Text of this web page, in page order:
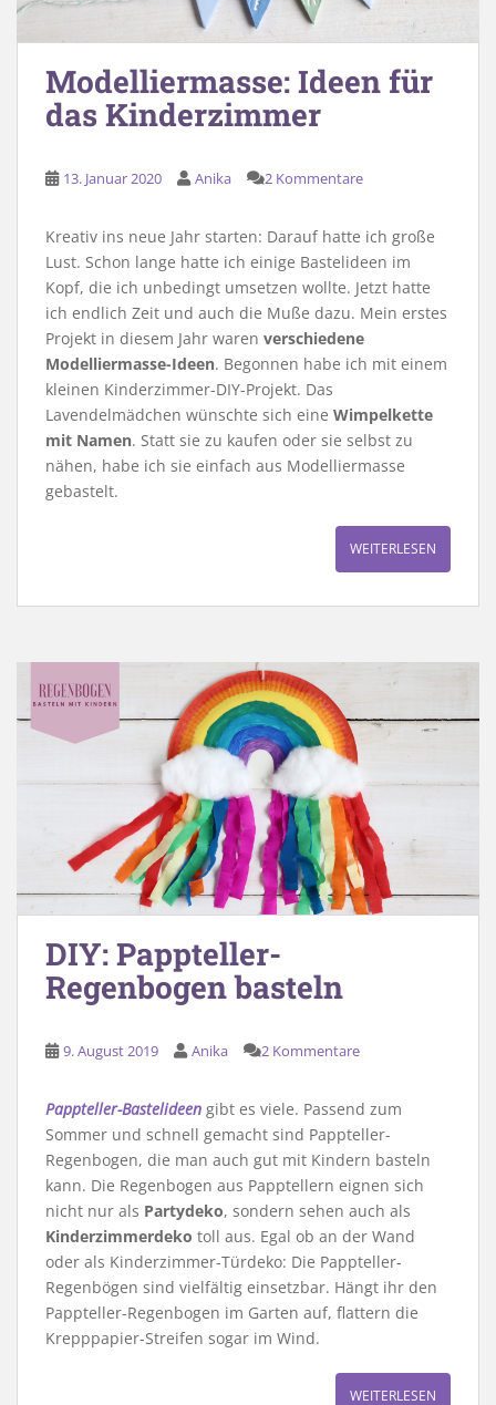
Modelliermasse: Ideen für
das Kinderzimmer
13. Januar 2020 Anika 2 Kommentare
Kreativ ins neue Jahr starten: Darauf hatte ich große
Lust. Schon lange hatte ich einige Bastelideen im
Kopf, die ich unbedingt umsetzen wollte. Jetzt hatte
ich endlich Zeit und auch die Muße dazu. Mein erstes
Projekt in diesem Jahr waren verschiedene
Modelliermasse-Ideen. Begonnen habe ich mit einem
kleinen Kinderzimmer-DIY-Projekt. Das
Lavendelmädchen wünschte sich eine Wimpelkette
mit Namen. Statt sie zu kaufen oder sie selbst zu
nähen, habe ich sie einfach aus Modelliermasse
gebastelt.
WEITERLESEN
DIY: Pappteller-
Regenbogen basteln
9. August 2019 Anika 2 Kommentare
Pappteller-Bastelideen gibt es viele. Passend zum
Sommer und schnell gemacht sind Pappteller-
Regenbogen, die man auch gut mit Kindern basteln
kann. Die Regenbogen aus Papptellern eignen sich
nicht nur als Partydeko, sondern sehen auch als
Kinderzimmerdeko toll aus. Egal ob an der Wand
oder als Kinderzimmer-Türdeko: Die Pappteller-
Regenbögen sind vielfältig einsetzbar. Hängt ihr den
Pappteller-Regenbogen im Garten auf, flattern die
Krepppapier-Streifen sogar im Wind.
WEITERLESEN